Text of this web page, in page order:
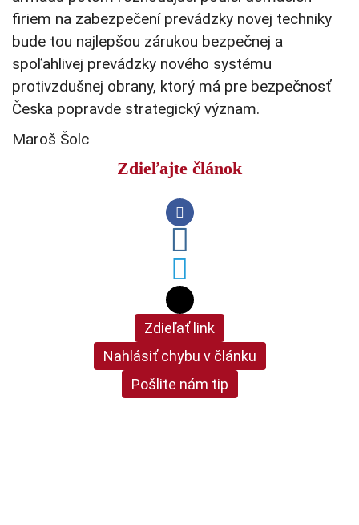
firiem na zabezpečení prevádzky novej techniky
bude tou najlepšou zárukou bezpečnej a
spoľahlivej prevádzky nového systému
protivzdušnej obrany, ktorý má pre bezpečnosť
Česka popravde strategický význam.
Maroš Šolc
Zdieľajte článok
Zdieľať link
Nahlásiť chybu v článku
Pošlite nám tip